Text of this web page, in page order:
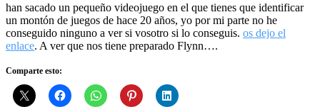
han sacado un pequeño videojuego en el que tienes que identificar
un montón de juegos de hace 20 años, yo por mi parte no he
conseguido ninguno a ver si vosotro si lo conseguis. os dejo el
enlace. A ver que nos tiene preparado Flynn….
Comparte esto: